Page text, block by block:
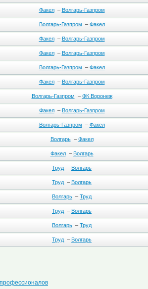
Факел– Волгарь-Газпром
Волгарь-Газпром – Факел
Факел– Волгарь-Газпром
Факел– Волгарь-Газпром
Волгарь-Газпром – Факел
Факел– Волгарь-Газпром
Волгарь-Газпром – ФК Воронеж
Факел– Волгарь-Газпром
Волгарь-Газпром – Факел
Волгарь– Факел
Факел– Волгарь
Труд – Волгарь
Труд – Волгарь
Волгарь – Труд
Труд – Волгарь
Волгарь – Труд
Труд – Волгарь